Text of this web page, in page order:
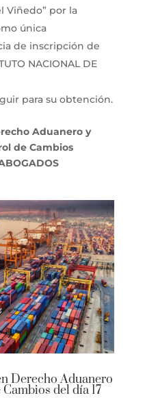
Viñedo” por la
única
de inscripción de
NACIONAL DE
para su obtención.
Aduanero y
de Cambios
Derecho Aduanero
del día 17